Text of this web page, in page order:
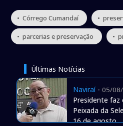
• Córrego Cumandaí •
• parcerias e preservação •
Últimas Notícias
Naviraí- 05/
Presidente faz
Peixada da
16 de agosto